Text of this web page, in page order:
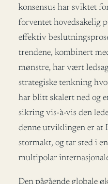
konsensus har sviktet
forventet hovedsakelig
effektiv
trendene, kombinert
mønstre, har vært
strategiske tenkning
har blitt skalert ned og
sikring vis-à-vis den
denne utviklingen er at
stormakt, og tar sted i
multipolar
Den pågående globale